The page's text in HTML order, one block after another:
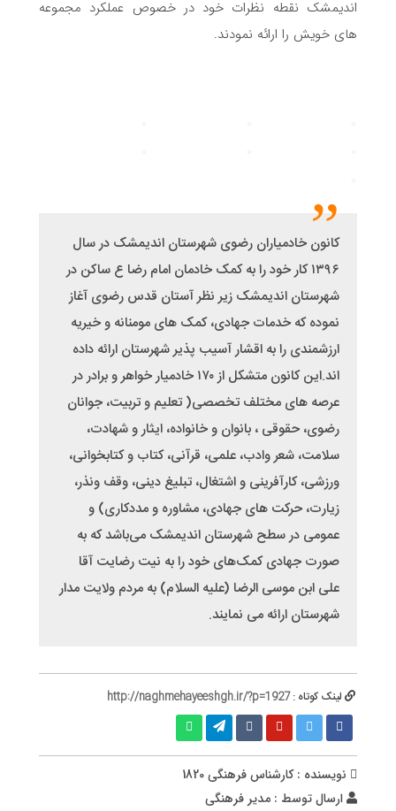
اندیمشک نقطه نظرات خود در خصوص عملکرد مجموعه
های خویش را ارائه نمودند.
کانون خادمیاران رضوی شهرستان اندیمشک در سال
۱۳۹۶ کار خود را به کمک خادمان امام رضا ع ساکن در
شهرستان اندیمشک زیر نظر آستان قدس رضوی آغاز
نموده که خدمات جهادی، کمک های مومنانه و خیریه
ارزشمندی را به اقشار آسیب پذیر شهرستان ارائه داده
اند.این کانون متشکل از ۱۷۰ خادمیار خواهر و برادر در
عرصه های مختلف تخصصی( تعلیم و تربیت، جوانان
رضوی، حقوقی ، بانوان و خانواده، ایثار و شهادت،
سلامت، شعر وادب، علمی، قرآنی، کتاب و کتابخوانی،
ورزشی، کارآفرینی و اشتغال، تبلیغ دینی، وقف ونذر،
زیارت، حرکت های جهادی، مشاوره و مددکاری) و
عمومی در سطح شهرستان اندیمشک می‌باشد که به
صورت جهادی کمک‌های خود را به نیت رضایت آقا
علی ابن موسی الرضا (علیه السلام) به مردم ولایت مدار
شهرستان ارائه می نمایند.
لینک کوتاه :http://naghmehayeeshgh.ir/?p=1927
نویسنده : کارشناس فرهنگی 1820
ارسال توسط : مدیر فرهنگی